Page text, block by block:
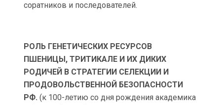
соратников и последователей.
РОЛЬ ГЕНЕТИЧЕСКИХ РЕСУРСОВ
ПШЕНИЦЫ, ТРИТИКАЛЕ И ИХ ДИКИХ
РОДИЧЕЙ В СТРАТЕГИИ СЕЛЕКЦИИ И
ПРОДОВОЛЬСТВЕННОЙ БЕЗОПАСНОСТИ
РФ.(к 100-летию со дня рождения академика